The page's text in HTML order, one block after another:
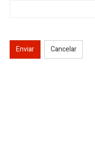
Enviar Cancelar